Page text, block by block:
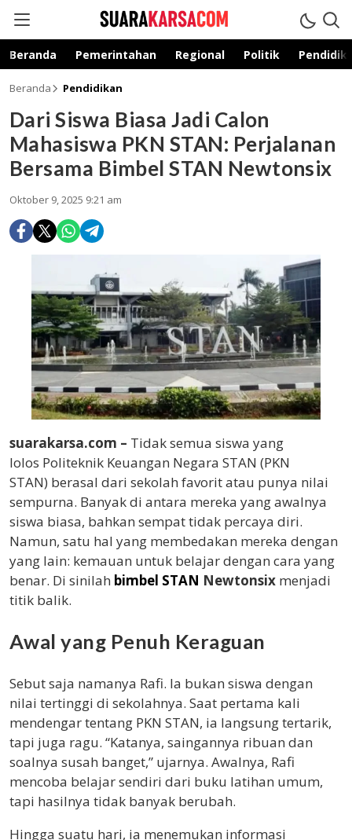
suarakarsa.com
Informasi terpercaya
Beranda Pemerintahan Regional Politik
Beranda Pendidikan
Dari Siswa Biasa Jadi Calon
Mahasiswa PKN STAN: Perjalanan
Bersama Bimbel STAN Newtonsix
Oktober 9, 2025 9:21 am
suarakarsa.com – Tidak semua siswa yang
lolos Politeknik Keuangan Negara STAN (PKN
STAN) berasal dari sekolah favorit atau punya nilai
sempurna. Banyak di antara mereka yang awalnya
siswa biasa, bahkan sempat tidak percaya diri.
Namun, satu hal yang membedakan mereka dengan
yang lain: kemauan untuk belajar dengan cara yang
benar. Di sinilah bimbel STAN Newtonsix menjadi
titik balik.
Awal yang Penuh Keraguan
Sebut saja namanya Rafi. Ia bukan siswa dengan
nilai tertinggi di sekolahnya. Saat pertama kali
mendengar tentang PKN STAN, ia langsung tertarik,
tapi juga ragu. “Katanya, saingannya ribuan dan
soalnya susah banget,” ujarnya. Awalnya, Rafi
mencoba belajar sendiri dari buku latihan umum,
tapi hasilnya tidak banyak berubah.
Hingga suatu hari, ia menemukan informasi